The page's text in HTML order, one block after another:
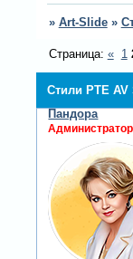
» Art-Slide »
Стили PTE
Страница: « 1
Пандора
Администратор